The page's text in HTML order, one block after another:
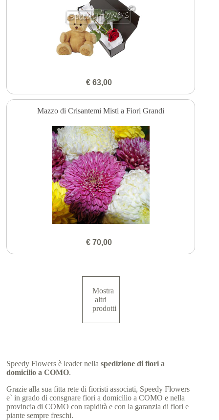
€ 63,00
Mazzo di Crisantemi Misti a Fiori Grandi
€ 70,00
Mostra
altri
prodotti
Speedy Flowers è leader nellaspedizione di fiori a
domicilio a COMO.
Grazie alla sua fitta rete di fioristi associati, Speedy Flowers
e` in grado di consgnare fiori a domicilio a COMO e nella
provincia di COMO con rapidità e con la garanzia di fiori e
piante sempre freschi.